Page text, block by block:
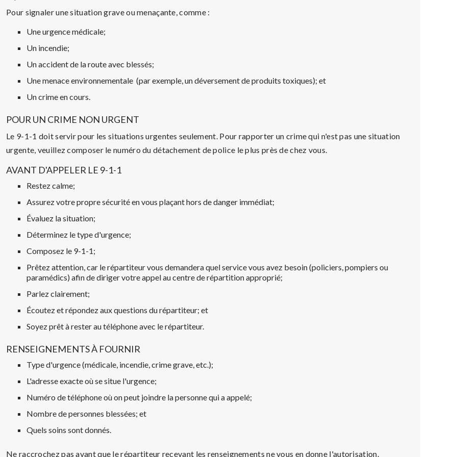
Pour signaler une situation grave ou menaçante, comme :
Une urgence médicale;
Un incendie;
Un accident de la route avec blessés;
Une menace environnementale (par exemple, un déversement de produits toxiques); et
Un crime en cours.
POUR UN CRIME NON URGENT
Le 9-1-1 doit servir pour les situations urgentes seulement. Pour rapporter un crime qui n'est pas une situation
urgente, veuillez composer le numéro du détachement de police le plus près de chez vous.
AVANT D'APPELER LE 9-1-1
Restez calme;
Assurez votre propre sécurité en vous plaçant hors de danger immédiat;
Évaluez la situation;
Déterminez le type d'urgence;
Composez le 9-1-1;
Prêtez attention, car le répartiteur vous demandera quel service vous avez besoin (policiers, pompiers ou
paramédics) afin de diriger votre appel au centre de répartition approprié;
Parlez clairement;
Écoutez et répondez aux questions du répartiteur; et
Soyez prêt à rester au téléphone avec le répartiteur.
RENSEIGNEMENTS À FOURNIR
Type d'urgence (médicale, incendie, crime grave, etc.);
L'adresse exacte où se situe l'urgence;
Numéro de téléphone où on peut joindre la personne qui a appelé;
Nombre de personnes blessées; et
Quels soins sont donnés.
Ne raccrochez pas avant que le répartiteur recevant les renseignements ne vous en donne l'autorisation.